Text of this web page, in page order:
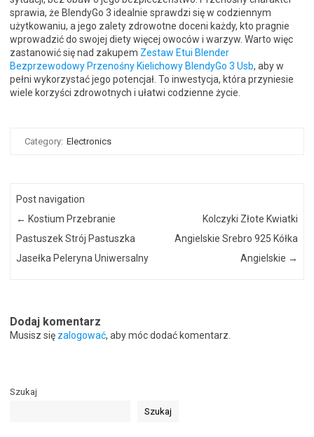
sprawia, że BlendyGo 3 idealnie sprawdzi się w codziennym
użytkowaniu, a jego zalety zdrowotne doceni każdy, kto pragnie
wprowadzić do swojej diety więcej owoców i warzyw. Warto więc
zastanowić się nad zakupem Zestaw Etui Blender
Bezprzewodowy Przenośny Kielichowy BlendyGo 3 Usb, aby w
pełni wykorzystać jego potencjał. To inwestycja, która przyniesie
wiele korzyści zdrowotnych i ułatwi codzienne życie.
Category: Electronics
Post navigation
← Kostium Przebranie
Pastuszek Strój Pastuszka
Jasełka Peleryna Uniwersalny
Kolczyki Złote Kwiatki
Angielskie Srebro 925 Kółka
Angielskie →
Dodaj komentarz
Musisz się zalogować, aby móc dodać komentarz.
Szukaj
Szukaj